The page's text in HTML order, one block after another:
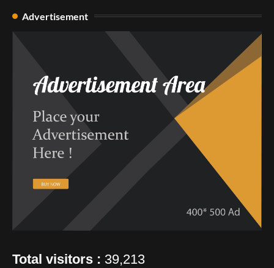
Advertisement
Total visitors : 39,213